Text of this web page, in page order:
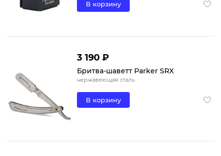
В корзину
3 190 ₽
Бритва-шаветт Parker SRX
нержавеющая сталь
В корзину